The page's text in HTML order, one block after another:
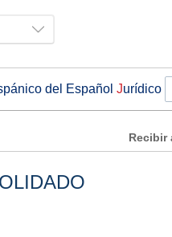
del Español Jurídico
Recibir